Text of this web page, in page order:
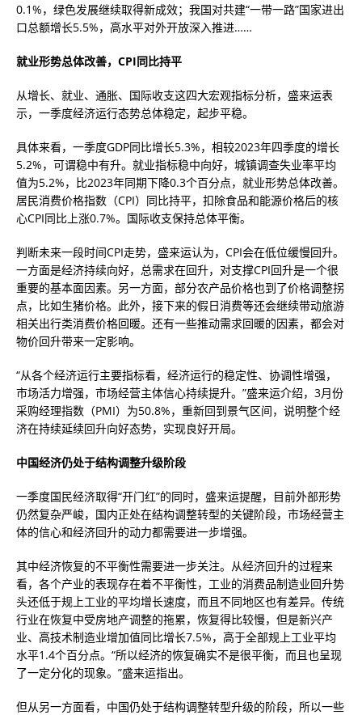
0.1%，绿色发展继续取得新成效；我国对共建“一带一路”国家进出
口总额增长5.5%，高水平对外开放深入推进……
就业形势总体改善，CPI同比持平
从增长、就业、通胀、国际收支这四大宏观指标分析，盛来运表
示，一季度经济运行态势总体稳定，起步平稳。
具体来看，一季度GDP同比增长5.3%，相较2023年四季度的增长
5.2%，可谓稳中有升。就业指标稳中向好，城镇调查失业率平均
值为5.2%，比2023年同期下降0.3个百分点，就业形势总体改善。
居民消费价格指数（CPI）同比持平，扣除食品和能源价格后的核
心CPI同比上涨0.7%。国际收支保持总体平衡。
判断未来一段时间CPI走势，盛来运认为，CPI会在低位缓慢回升。
一方面是经济持续向好，总需求在回升，对支撑CPI回升是一个很
重要的基本面因素。另一方面，部分农产品价格也到了价格调整拐
点，比如生猪价格。此外，接下来的假日消费等还会继续带动旅游
相关出行类消费价格回暖。还有一些推动需求回暖的因素，都会对
物价回升带来一定影响。
“从各个经济运行主要指标看，经济运行的稳定性、协调性增强，
市场活力增强，市场经营主体信心持续提升。”盛来运介绍，3月份
采购经理指数（PMI）为50.8%，重新回到景气区间，说明整个经
济在持续延续回升向好态势，实现良好开局。
中国经济仍处于结构调整升级阶段
一季度国民经济取得“开门红”的同时，盛来运提醒，目前外部形势
仍然复杂严峻，国内正处在结构调整转型的关键阶段，市场经营主
体的信心和经济回升的动力都需要进一步增强。
其中经济恢复的不平衡性需要进一步关注。从经济回升的过程来
看，各个产业的表现存在着不平衡性，工业的消费品制造业回升势
头还低于规上工业的平均增长速度，而且不同地区也有差异。传统
行业在恢复中受房地产调整的拖累，恢复得比较慢，但是新兴产
业、高技术制造业增加值同比增长7.5%，高于全部规上工业平均
水平1.4个百分点。“所以经济的恢复确实不是很平衡，而且也呈现
了一定分化的现象。”盛来运指出。
但从另一方面看，中国仍处于结构调整转型升级的阶段，所以一些